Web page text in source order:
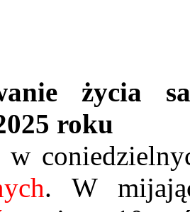
życia
roku
w
. W